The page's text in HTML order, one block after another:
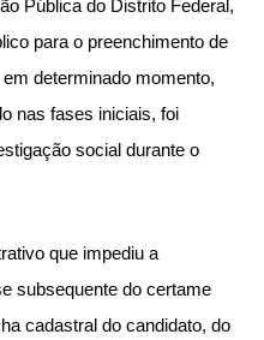
Pública do Distrito Federal,
para o preenchimento de
determinado momento,
nas fases iniciais, foi
social durante o
que impediu a
subsequente do certame
cadastral do candidato, do